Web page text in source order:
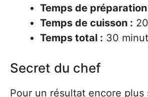
Temps de
Temps de cuisson :
Temps total : 30
Secret du chef
Pour un résultat encore plus